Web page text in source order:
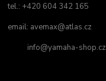
tel.: +420 604 342 165
email: avemax@atlas.cz
info@yamaha-shop.cz